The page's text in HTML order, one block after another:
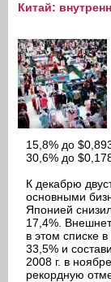
Китай:
15,8% до
30,6% до
К декабрю
основными
Японией
17,4%.
в этом списке
33,5% и
2008 г. в
рекордную